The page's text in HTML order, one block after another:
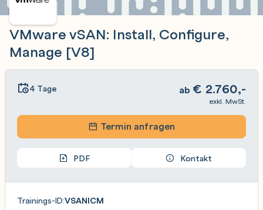
VMware vSAN: Install, Configure,
Manage [V8]
4 Tage ab € 2.760,-
exkl. MwSt.
Termin anfragen
PDF Kontakt
Trainings-ID:VSANICM